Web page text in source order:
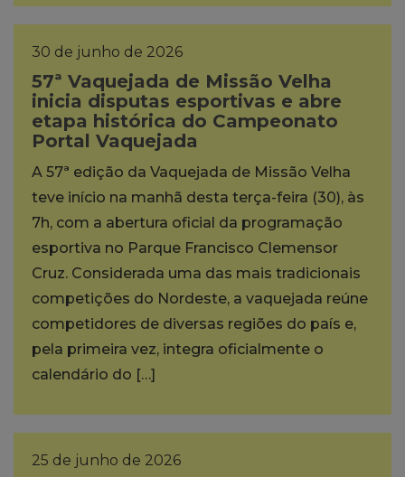
30 de junho de 2026
57ª Vaquejada de Missão Velha
inicia disputas esportivas e abre
etapa histórica do Campeonato
Portal Vaquejada
A 57ª edição da Vaquejada de Missão Velha
teve início na manhã desta terça-feira (30), às
7h, com a abertura oficial da programação
esportiva no Parque Francisco Clemensor
Cruz. Considerada uma das mais tradicionais
competições do Nordeste, a vaquejada reúne
competidores de diversas regiões do país e,
pela primeira vez, integra oficialmente o
calendário do […]
25 de junho de 2026